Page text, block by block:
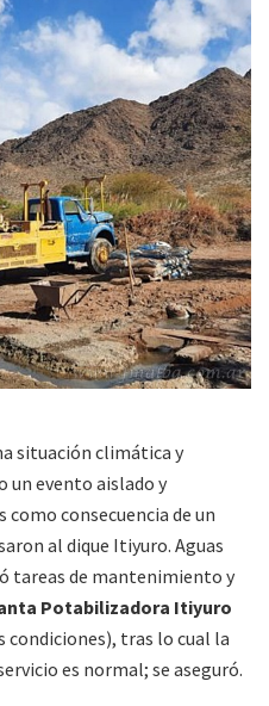
situación climática y
un evento aislado y
consecuencia de un
al dique Itiyuro. Aguas
tareas de mantenimiento y
Potabilizadora Itiyuro
tras lo cual la
es normal; se aseguró.